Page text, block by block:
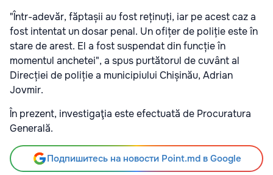
"Într-adevăr, făptașii au fost reținuți, iar pe acest caz a
fost intentat un dosar penal. Un ofițer de poliție este în
stare de arest. El a fost suspendat din funcție în
momentul anchetei", a spus purtătorul de cuvânt al
Direcției de poliție a municipiului Chișinău, Adrian
Jovmir.
În prezent, investigaţia este efectuată de Procuratura
Generală.
Подпишитесь на новости Point.md в Google